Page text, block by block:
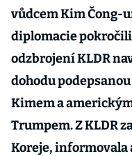
vůdcem Kim Čong-
diplomacie
odzbrojení KLDR
dohodu
Kimem a
Trumpem. Z KLDR
Koreje, informovala